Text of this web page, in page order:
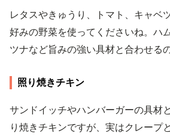
レタスやきゅうり、トマト、キャベ
好みの野菜を使ってくださいね。ハ
ツナなど旨みの強い具材と合わせる
照り焼きチキン
サンドイッチやハンバーガーの具材
り焼きチキンですが、実はクレープ